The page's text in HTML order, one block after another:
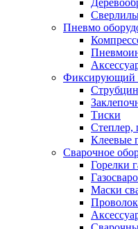
Пневмо
Фиксирующий
Тиски
Степлер,
Клеевые
Сварочное
Горелки
Маски